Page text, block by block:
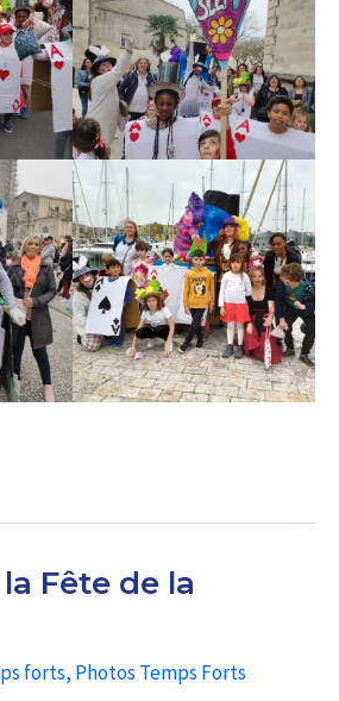
Fête de la
forts, Photos Temps Forts